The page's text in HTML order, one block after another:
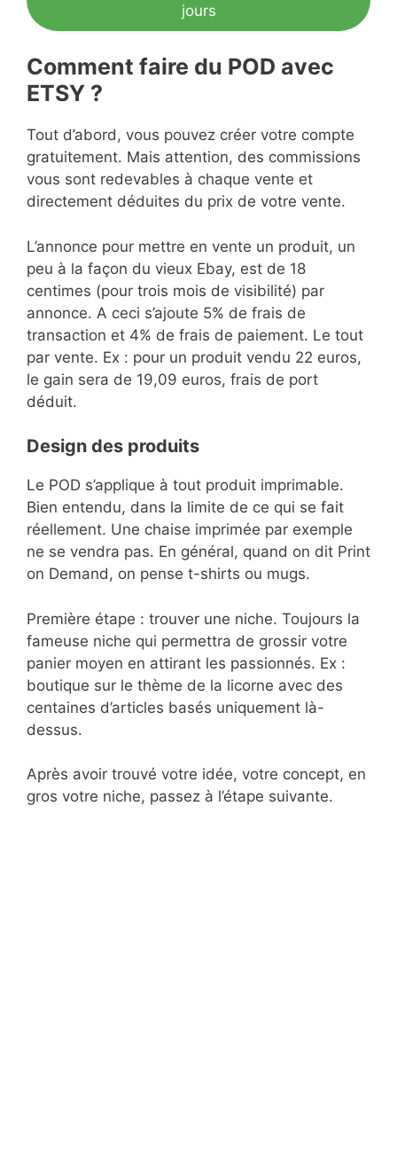
jours
Comment faire du POD avec
ETSY ?
Tout d’abord, vous pouvez créer votre compte
gratuitement. Mais attention, des commissions
vous sont redevables à chaque vente et
directement déduites du prix de votre vente.
L’annonce pour mettre en vente un produit, un
peu à la façon du vieux Ebay, est de 18
centimes (pour trois mois de visibilité) par
annonce. A ceci s’ajoute 5% de frais de
transaction et 4% de frais de paiement. Le tout
par vente. Ex : pour un produit vendu 22 euros,
le gain sera de 19,09 euros, frais de port
déduit.
Design des produits
Le POD s’applique à tout produit imprimable.
Bien entendu, dans la limite de ce qui se fait
réellement. Une chaise imprimée par exemple
ne se vendra pas. En général, quand on dit Print
on Demand, on pense t-shirts ou mugs.
Première étape : trouver une niche. Toujours la
fameuse niche qui permettra de grossir votre
panier moyen en attirant les passionnés. Ex :
boutique sur le thème de la licorne avec des
centaines d’articles basés uniquement là-
dessus.
Après avoir trouvé votre idée, votre concept, en
gros votre niche, passez à l’étape suivante.